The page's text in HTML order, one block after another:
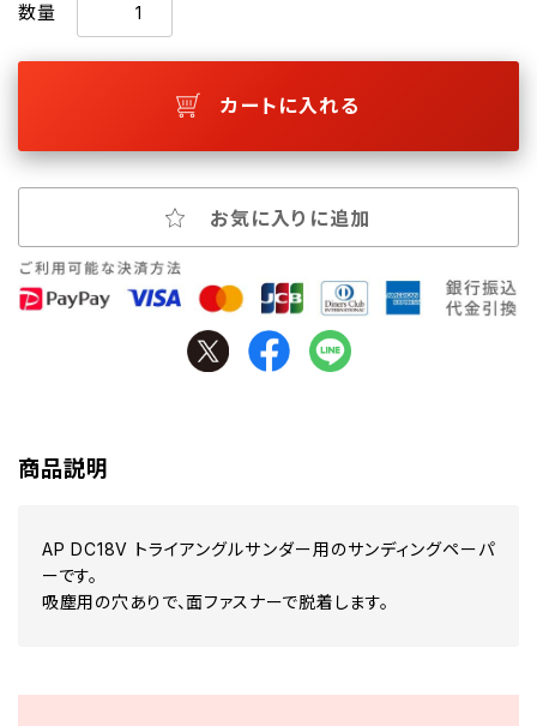
数量
カートに入れる
お気に入りに追加
商品説明
AP DC18V トライアングルサンダー用のサンディングペーパ
ーです。
吸塵用の穴ありで、面ファスナーで脱着します。